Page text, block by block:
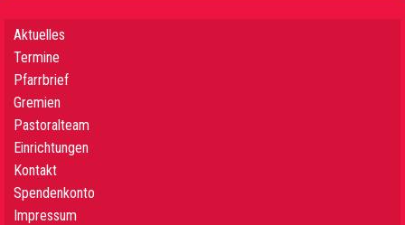
Aktuelles
Termine
Pfarrbrief
Gremien
Pastoralteam
Einrichtungen
Kontakt
Spendenkonto
Impressum